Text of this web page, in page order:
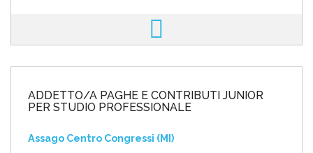
ADDETTO/A PAGHE E CONTRIBUTI JUNIOR
PER STUDIO PROFESSIONALE
Assago Centro Congressi (MI)